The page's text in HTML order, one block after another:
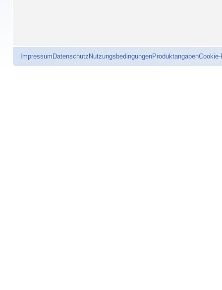
Impressum Datenschutz NutzungsbedingungenProduktangaben